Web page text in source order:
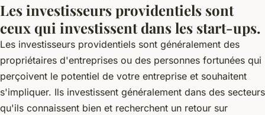
Les investisseurs providentiels sont
ceux qui investissent dans les start-ups.
Les investisseurs providentiels sont généralement des
propriétaires d'entreprises ou des personnes fortunées qui
perçoivent le potentiel de votre entreprise et souhaitent
s'impliquer. Ils investissent généralement dans des secteurs
qu'ils connaissent bien et recherchent un retour sur